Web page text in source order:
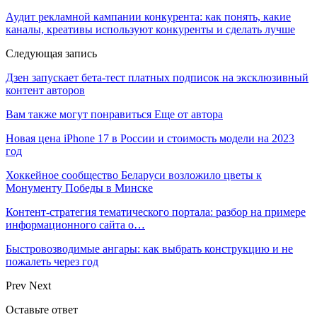
Аудит рекламной кампании конкурента: как понять, какие
каналы, креативы используют конкуренты и сделать лучше
Следующая запись
Дзен запускает бета-тест платных подписок на эксклюзивный
контент авторов
Вам также могут понравиться Еще от автора
Новая цена iPhone 17 в России и стоимость модели на 2023
год
Хоккейное сообщество Беларуси возложило цветы к
Монументу Победы в Минске
Контент-стратегия тематического портала: разбор на примере
информационного сайта о…
Быстровозводимые ангары: как выбрать конструкцию и не
пожалеть через год
Prev Next
Оставьте ответ